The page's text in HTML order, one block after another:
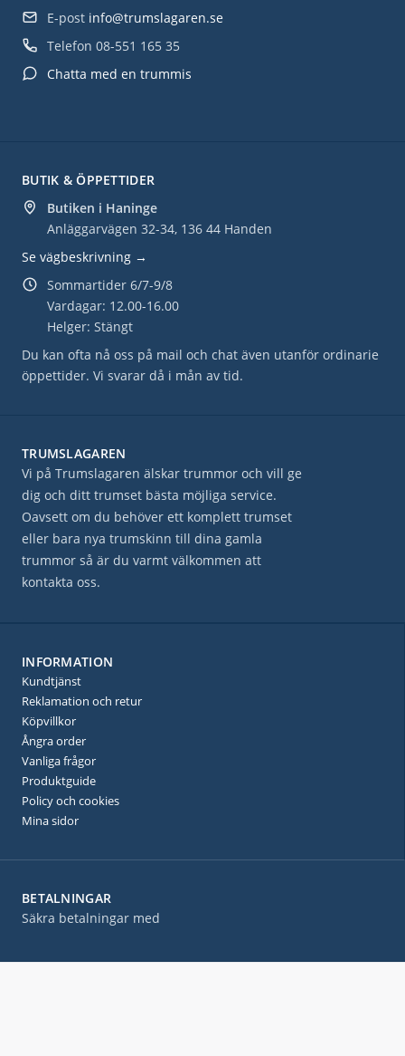
BUTIK & ÖPPETTIDER
Butiken i Haninge
Anläggarvägen 32-34, 136 44 Handen
Se vägbeskrivning →
Sommartider 6/7-9/8
Vardagar: 12.00-16.00
Helger: Stängt
Du kan ofta nå oss på mail och chat även utanför ordinarie
öppettider. Vi svarar då i mån av tid.
BETALNINGAR
Säkra betalningar med
E-post info@trumslagaren.se
Telefon 08-551 165 35
Chatta med en trummis
TRUMSLAGAREN
Vi på Trumslagaren älskar trummor och vill ge
dig och ditt trumset bästa möjliga service.
Oavsett om du behöver ett komplett trumset
eller bara nya trumskinn till dina gamla
trummor så är du varmt välkommen att
kontakta oss.
INFORMATION
Kundtjänst
Reklamation och retur
Köpvillkor
Ångra order
Vanliga frågor
Produktguide
Policy och cookies
Mina sidor